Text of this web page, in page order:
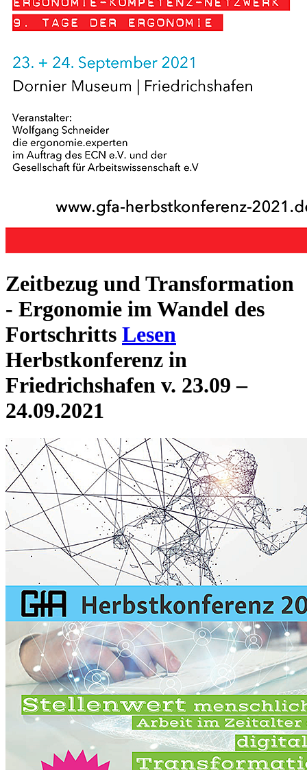
Zeitbezug und Transformation
- Ergonomie im Wandel des
Fortschritts Lesen
Herbstkonferenz in
Friedrichshafen v. 23.09 –
24.09.2021